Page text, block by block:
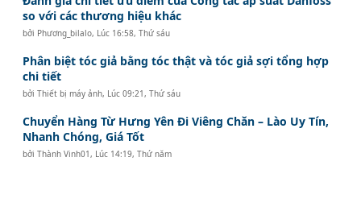
so với các thương hiệu khác
bởi Phương_bilalo, Lúc 16:58, Thứ sáu
Phân biệt tóc giả bằng tóc thật và tóc giả sợi tổng hợp
chi tiết
bởiThiết bị máy ảnh, Lúc 09:21, Thứ sáu
Chuyển Hàng Từ Hưng Yên Đi Viêng Chăn – Lào Uy Tín,
Nhanh Chóng, Giá Tốt
bởiThành Vinh01, Lúc 14:19, Thứ năm